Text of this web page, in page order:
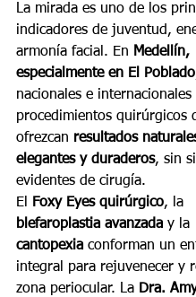
La mirada es uno de los
indicadores de juventud,
armonía facial. En Medellín,
especialmente en El Poblado
nacionales e internacionales
procedimientos quirúrgicos
ofrezcan resultados
elegantes y duraderos, sin
evidentes de cirugía.
El
Foxy Eyes quirúrgico, la
blefaroplastia avanzada y la
cantopexia conforman un
integral para rejuvenecer y
zona periocular. La Dra.